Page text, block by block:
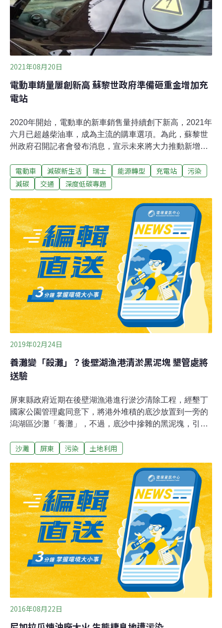
2021年08月20日
電動車銷量屢創新高 蘇黎世政府準備砸重金增加充
電站
2020年開始，電動車的新車銷售量持續創下新高，2021年
六月已超越柴油車，成為主流的購車選項。為此，蘇黎世
州政府召開記者會發布消息，宣示未來將大力推動新增電
排很關鍵的比重，所以毫無疑問地，我們必須往這個方向
前進。」電動新車銷售量超越柴油車 但僅占車輛總數的
下，並非毫髮無傷，反而發展出深遠的影響——2020年開
始，電動車的新車銷售量持續創下新高，2021年六月已超
越柴油車，成為主流的購車選項。這也代表瑞士人對於新
車的能源需求已經有不一樣的思維方式。
電動車 減碳新生活 瑞士 能源轉型 充電站
污染
減碳
交通 深度低碳專題
2019年02月24日
養灘變「殺灘」？後壁湖漁港清淤黑泥塊 墾管處將
送驗
屏東縣政府近期在後壁湖漁港進行淤沙清除工程，經墾丁
國家公園管理處同意下，將港外堆積的底沙放置到一旁的
潟湖區沙灘「養灘」，不過，底沙中摻雜的黑泥塊，引發
若有污染疑慮，將全面篩選汰除。屏東縣府在1月底開始
接倒在沙灘上，大型怪手開進去把沙灘變工地，對保護示
範區的環境影響甚大，當地的寄居蟹恐怕遭砂石車和怪手
來回輾壓，加上髒污淤沙大量覆蓋，恐破壞牠們的棲地，
最後更從「養灘」的淤沙中，挖出不少成分不明的黑泥
塊，引發「養灘變殺灘」爭議。部分民眾質疑可能含油污
的淤沙，墾管處也強調，尊重縣府維護港區漁船進出安全
需求，並避免珍貴的海沙資源被運離，外港較乾淨白沙進
行養灘，接近漁船停泊處的內港清淤工程，淤沙可能有含
油污疑慮，會統一放置在附近空地曬乾後運離，不會放回
原沙灘。
沙灘 屏東 污染 土地利用
2016年08月22日